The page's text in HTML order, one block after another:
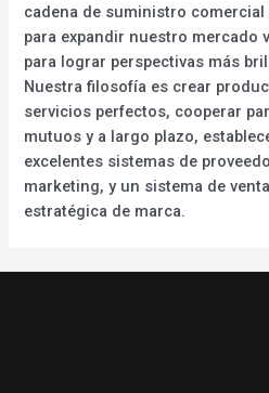
cadena de suministro
para expandir nuestro mercado
para lograr perspectivas más
Nuestra filosofía es crear
servicios perfectos, cooperar
mutuos y a largo plazo,
excelentes sistemas de
marketing, y un sistema de
estratégica de marca.